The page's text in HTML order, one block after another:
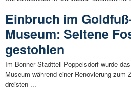
Einbruch im
Museum: Seltene
gestohlen
Im Bonner Stadtteil Poppelsdorf wurde
Museum während einer Renovierung zum
dreisten ...